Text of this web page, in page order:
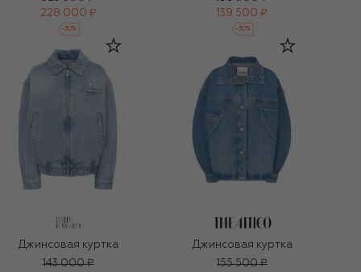
228 000 ₽
-30%
139 500 ₽
-30%
Джинсовая куртка
143 000 ₽
Джинсовая куртка
155 500 ₽